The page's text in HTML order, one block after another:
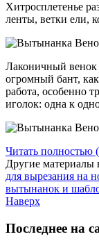
Хитросплетенье
ленты, ветки ели,
Лаконичный венок
огромный бант,
работа, особенно
иголок: одна к
Читать полностью
Другие материалы
для вырезания на
вытынанок и
Наверх
Последнее на